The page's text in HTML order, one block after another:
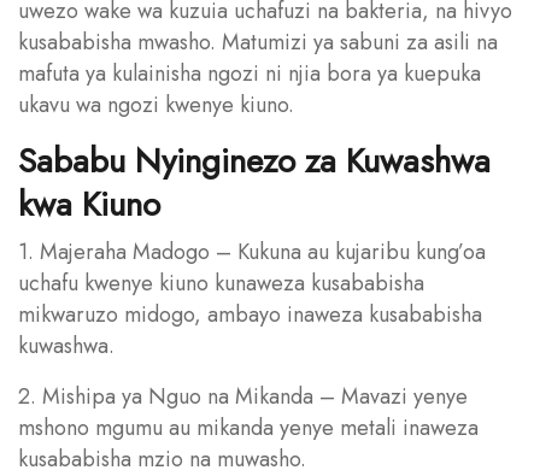
uwezo wake wa kuzuia uchafuzi na bakteria, na hivyo
kusababisha mwasho. Matumizi ya sabuni za asili na
mafuta ya kulainisha ngozi ni njia bora ya kuepuka
ukavu wa ngozi kwenye kiuno.
Sababu Nyinginezo za Kuwashwa
kwa Kiuno
1. Majeraha Madogo – Kukuna au kujaribu kung’oa
uchafu kwenye kiuno kunaweza kusababisha
mikwaruzo midogo, ambayo inaweza kusababisha
kuwashwa.
2. Mishipa ya Nguo na Mikanda – Mavazi yenye
mshono mgumu au mikanda yenye metali inaweza
kusababisha mzio na muwasho.